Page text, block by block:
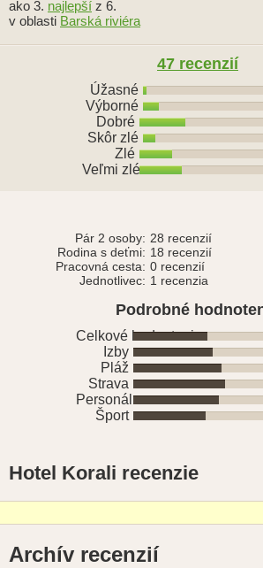
ako 3. najlepší z 6.
v oblasti Barská riviéra
47 recenzií
Úžasné
Výborné
Dobré
Skôr zlé
Zlé
Veľmi zlé
Pár 2 osoby: 28 recenzií
Rodina s deťmi: 18 recenzií
Pracovná cesta: 0 recenzií
Jednotlivec: 1 recenzia
Podrobné
Celkové hodnotenie
Izby
Pláž
Strava
Personál
Šport
Hotel Korali recenzie
Archív recenzií